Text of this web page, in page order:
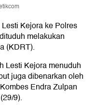
Kejora ke Polres
melakukan
(KDRT).
Lesti Kejora menuduh
juga dibenarkan oleh
Endra Zulpan
9).